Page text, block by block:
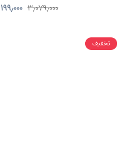
۳٫۰۷۹٫۰۰۰ ۱۹۹٫۰۰۰
تخفیف